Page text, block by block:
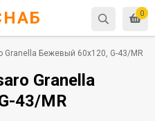
0
Granella Бежевый 60x120, G-43/MR
Granella
43/MR